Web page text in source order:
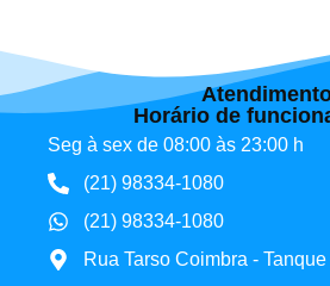
Horário de
Seg à sex de 08:00 às 23:00 h
(21) 98334-1080
(21) 98334-1080
Rua Tarso Coimbra - Tanque